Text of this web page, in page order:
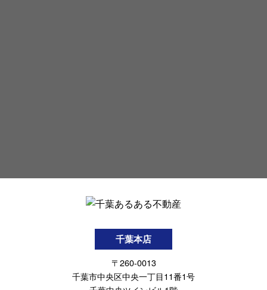
千葉本店
〒260-0013
千葉市中央区中央一丁目11番1号